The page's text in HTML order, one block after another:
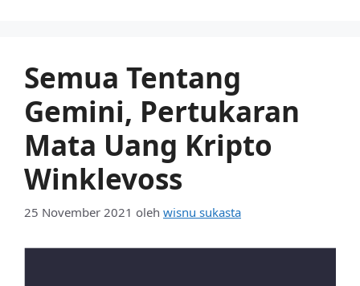
Semua Tentang
Gemini, Pertukaran
Mata Uang Kripto
Winklevoss
25 November 2021 oleh wisnu sukasta